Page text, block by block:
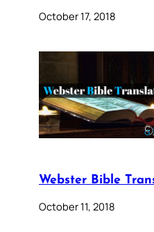
October 17, 2018
Webster Bible
October 11, 2018